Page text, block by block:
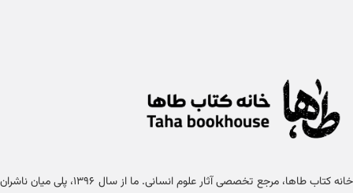
خانه کتاب طاها، مرجع تخصصی آثار علوم انسانی. ما از سال ۱۳۹۶، پلی میان ناشران